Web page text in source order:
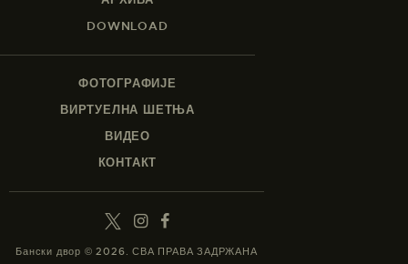
DOWNLOAD
ФОТОГРАФИЈЕ
ВИРТУЕЛНА ШЕТЊА
ВИДЕО
КОНТАКТ
Бански двор © 2026. СВА ПРАВА ЗАДРЖАНА